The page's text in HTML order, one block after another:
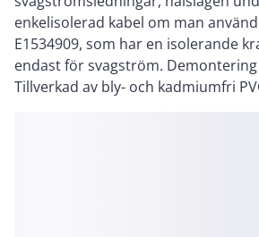
enkelisolerad kabel om man
E1534909, som har en isolerande
endast för svagström.
Tillverkad av bly- och kadmiumfri